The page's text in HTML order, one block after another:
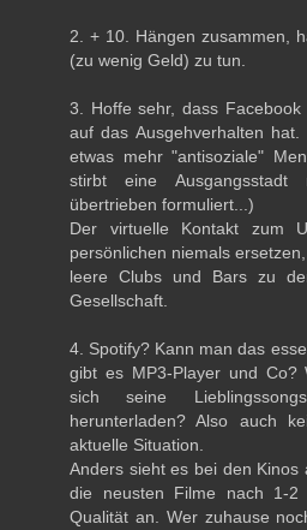
2. + 10. Hängen zusammen,
(zu wenig Geld) zu tun.
3. Hoffe sehr, dass
auf das Ausgehverhalten
etwas mehr "antisoziale"
stirbt eine
übertrieben formuliert...)
Der virtuelle Kontakt zum
persönlichen niemals
leere Clubs und Bars zu
Gesellschaft.
4. Spotify? Kann man das
gibt es MP3-Player und Co?
sich seine
herunterladen? Also auch
aktuelle Situation.
Anders sieht es bei den Kinos
die neusten Filme nach 1-2
Qualität an. Wer zuhause